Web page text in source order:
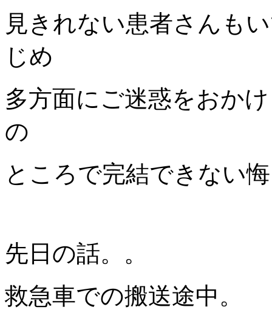
見きれない患者さんも
じめ
多方面にご迷惑をおか
の
ところで完結できない
先日の話。。
救急車での搬送途中。